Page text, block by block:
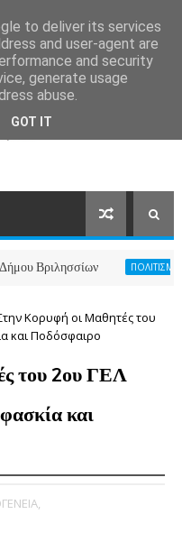
ΠΟΛΙΤΙΣΜΟΣ-
Κορυφή οι Μαθητές του
και Ποδόσφαιρο
του 2ου ΓΕΛ
και
to deliver its services
and user-agent are
and security
generate usage
abuse.
GOT IT